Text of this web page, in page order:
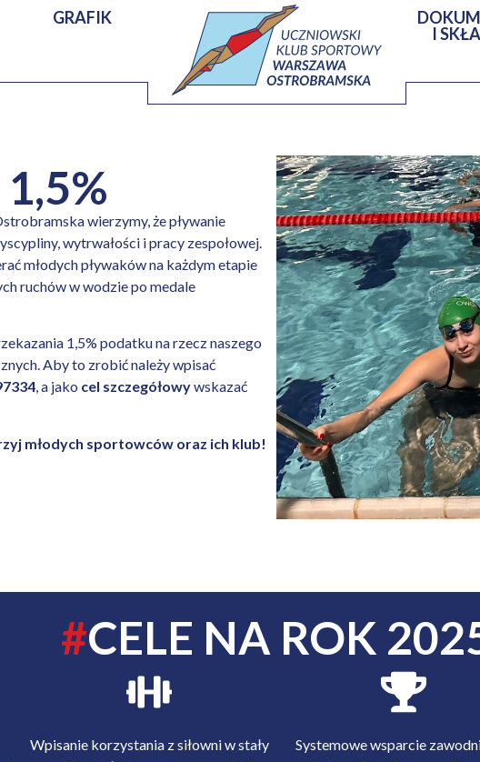
GRAFIK
I
wierzymy, że pływanie
wytrwałości i pracy zespołowej.
młodych pływaków na każdym etapie
ruchów w wodzie po medale
1,5% podatku na rzecz naszego
Aby to zrobić należy wpisać
, a jako cel szczegółowywskazać
młodych sportowców oraz ich klub!
#CELE NA ROK
Wpisanie korzystania z siłowni w stały
Systemowe wsparcie